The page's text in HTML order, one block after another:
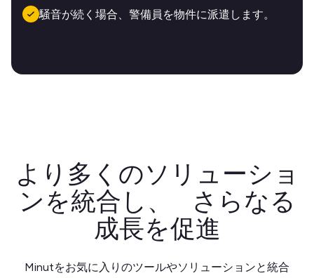
騒音が続く場合、警備員を物件に派遣します。
より多くのソリューショ
ンを統合し、 さらなる
成長を促進
Minutをお気に入りのツールやソリューションと統合